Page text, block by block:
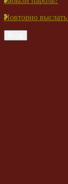
Повторно